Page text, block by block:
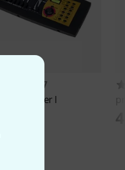
1097
DMX-Master I